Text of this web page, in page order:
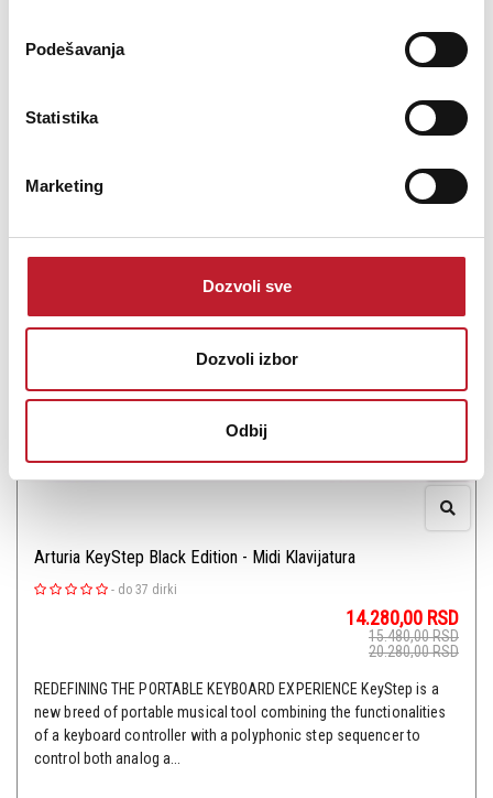
Podešavanja
Statistika
Marketing
Dozvoli sve
Dozvoli izbor
Odbij
sposobnostima oblikovanja zvuka, napravljen da vam omogući
izvođenje bez bojazni, komponovanje sa fluidnošću, uz besk...
Šifra: 17302
DODAJ U KORPU
Arturia KeyStep Black Edition - Midi Klavijatura
- do 37 dirki
14.280,00 RSD
15.480,00RSD
20.280,00RSD
REDEFINING THE PORTABLE KEYBOARD EXPERIENCE KeyStep is a
new breed of portable musical tool combining the functionalities
of a keyboard controller with a polyphonic step sequencer to
control both analog a...